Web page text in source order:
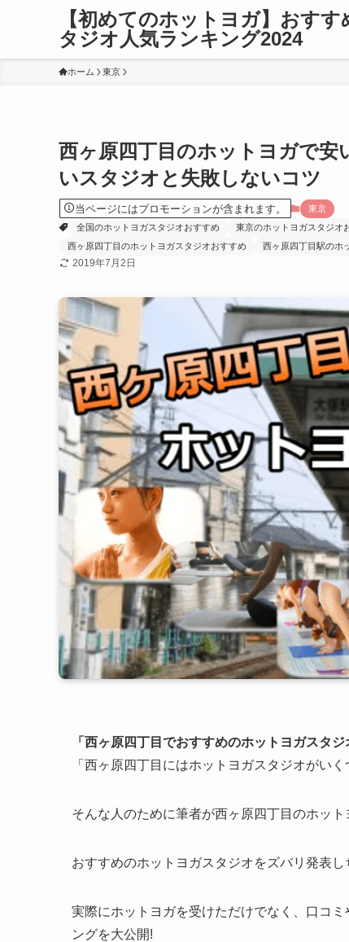
【初めてのホットヨガ】おすす
タジオ人気ランキング2024
ホーム 東京
西ヶ原四丁目のホットヨガで
いスタジオと失敗しないコツ
当ページにはプロモーションが含まれます。
東京
全国のホットヨガスタジオおすすめ
東京のホットヨガスタジオ
西ヶ原四丁目のホットヨガスタジオおすすめ
西ヶ原四丁目駅のホ
2019年7月2日
「西ヶ原四丁目でおすすめのホットヨガスタジ
「西ヶ原四丁目にはホットヨガスタジオがい
そんな人のために筆者が西ヶ原四丁目のホッ
おすすめのホットヨガスタジオをズバリ発表し
実際にホットヨガを受けただけでなく、口コ
ングを大公開!